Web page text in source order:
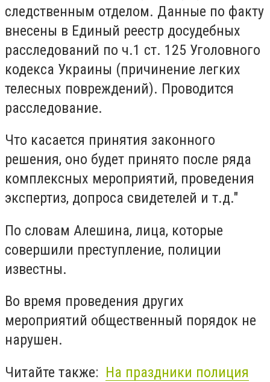
следственным отделом. Данные по факту
внесены в Единый реестр досудебных
расследований по ч.1 ст. 125 Уголовного
кодекса Украины (причинение легких
телесных повреждений). Проводится
расследование.
Что касается принятия законного
решения, оно будет принято после ряда
комплексных мероприятий, проведения
экспертиз, допроса свидетелей и т.д."
По словам Алешина, лица, которые
совершили преступление, полиции
известны.
Во время проведения других
мероприятий общественный порядок не
нарушен.
Читайте также: На праздники полиция